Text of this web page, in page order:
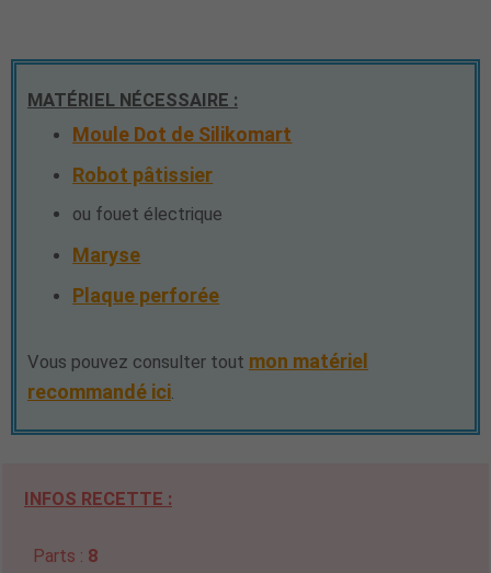
MATÉRIEL NÉCESSAIRE :
Moule Dot de Silikomart
Robot pâtissier
ou fouet électrique
Maryse
Plaque perforée
Vous pouvez consulter tout mon matériel
recommandé ici.
INFOS RECETTE :
Parts : 8